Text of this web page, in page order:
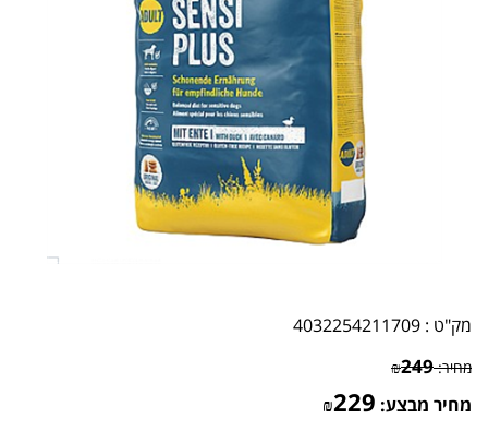
מק"ט : 4032254211709
מחיר: ₪249
מחיר מבצע: ₪229